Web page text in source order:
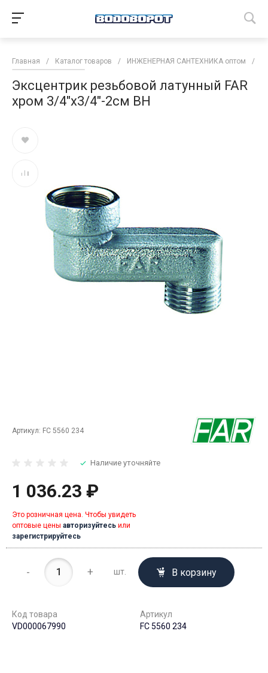
Главная / Каталог товаров / ИНЖЕНЕРНАЯ САНТЕХНИКА оптом /
Эксцентрик резьбовой латунный FAR
хром 3/4"x3/4"-2см ВН
Артикул: FC 5560 234
Наличие уточняйте
1 036.23 ₽
Это розничная цена. Чтобы увидеть
оптовые цены авторизуйтесь или
зарегистрируйтесь
- + шт. В корзину
Код товара
VD000067990
Артикул
FC 5560 234